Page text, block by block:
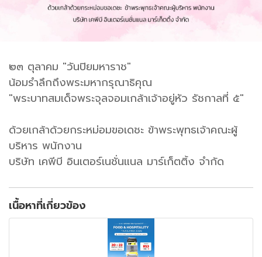
๒๓ ตุลาคม "วันปิยมหาราช"
น้อมรำลึกถึงพระมหากรุณาธิคุณ
"พระบาทสมเด็จพระจุลจอมเกล้าเจ้าอยู่หัว รัชกาลที่ ๕"
ด้วยเกล้าด้วยกระหม่อมขอเดชะ ข้าพระพุทธเจ้าคณะผู้
บริหาร พนักงาน
บริษัท เคพีบี อินเตอร์เนชั่นแนล มาร์เก็ตติ้ง จำกัด
เนื้อหาที่เกี่ยวข้อง